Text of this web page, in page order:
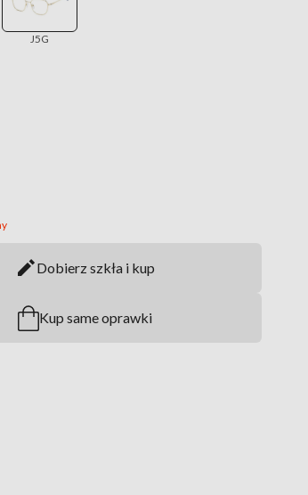
J5G
Dobierz szkła i kup
Kup same oprawki